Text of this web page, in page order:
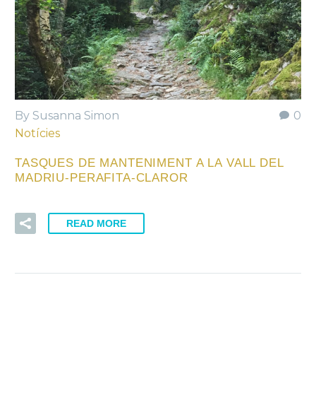
0
By Susanna Simon
Notícies
TASQUES DE MANTENIMENT A LA VALL DEL
MADRIU-PERAFITA-CLAROR
READ MORE